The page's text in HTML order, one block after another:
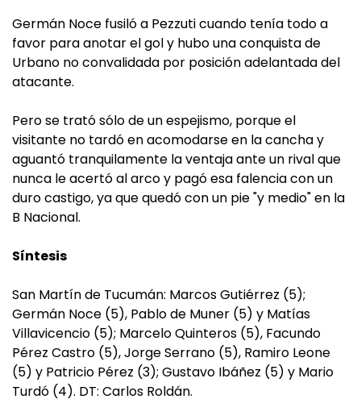
Germán Noce fusiló a Pezzuti cuando tenía todo a
favor para anotar el gol y hubo una conquista de
Urbano no convalidada por posición adelantada del
atacante.
Pero se trató sólo de un espejismo, porque el
visitante no tardó en acomodarse en la cancha y
aguantó tranquilamente la ventaja ante un rival que
nunca le acertó al arco y pagó esa falencia con un
duro castigo, ya que quedó con un pie "y medio" en la
B Nacional.
Síntesis
San Martín de Tucumán: Marcos Gutiérrez (5);
Germán Noce (5), Pablo de Muner (5) y Matías
Villavicencio (5); Marcelo Quinteros (5), Facundo
Pérez Castro (5), Jorge Serrano (5), Ramiro Leone
(5) y Patricio Pérez (3); Gustavo Ibáñez (5) y Mario
Turdó (4). DT: Carlos Roldán.